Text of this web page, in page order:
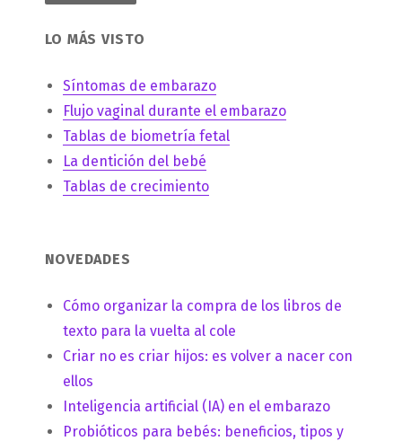
LO MÁS VISTO
Síntomas de embarazo
Flujo vaginal durante el embarazo
Tablas de biometría fetal
La dentición del bebé
Tablas de crecimiento
NOVEDADES
Cómo organizar la compra de los libros de
texto para la vuelta al cole
Criar no es criar hijos: es volver a nacer con
ellos
Inteligencia artificial (IA) en el embarazo
Probióticos para bebés: beneficios, tipos y